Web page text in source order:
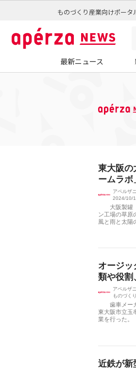
ものづくり産業向けポータ
最新ニュース
東大阪の
ームラボ
アペルザ
2024/10/
大阪製罐（
ン工場の草原
風と雨と太
オージ
類や役割
アペルザ
ものづく
歯車メーカ
東大阪市立玉
業を行った
近鉄が